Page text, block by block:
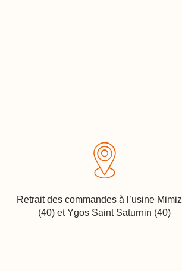
Retrait des commandes à l’usine
(40) et Ygos Saint Saturnin (40)